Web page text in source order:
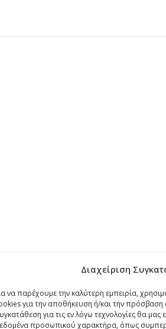
Διαχείριση
να παρέχουμε την καλύτερη εμπειρία,
για την αποθήκευση ή/και την
για τις εν λόγω τεχνολογίες θα
προσωπικού χαρακτήρα, όπως
10TMX
Τρόφιμα,